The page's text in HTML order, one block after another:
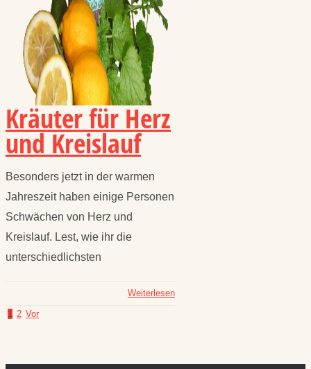
Kräuter für Herz
und Kreislauf
Besonders jetzt in der warmen
Jahreszeit haben einige Personen
Schwächen von Herz und
Kreislauf. Lest, wie ihr die
unterschiedlichsten
Weiterlesen
1 2 Vor